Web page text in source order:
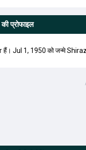
की प्रोफाइल
Jul 1, 1950 को जन्मे